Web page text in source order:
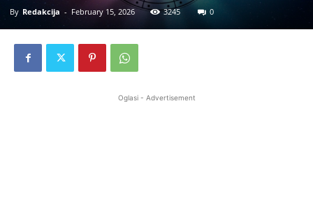
By Redakcija - February 15, 2026 3245 0
Oglasi - Advertisement